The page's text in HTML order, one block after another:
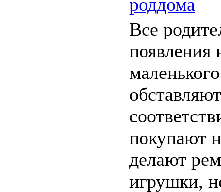
роддома
Все
появления
покупают
делают
игрушки,